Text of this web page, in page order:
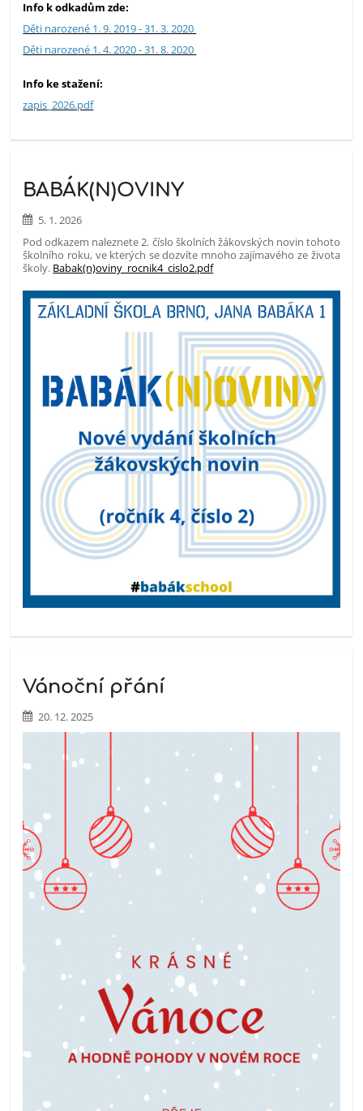
Info k odkadům zde:
Děti narozené 1. 9. 2019 - 31. 3. 2020
Děti narozené 1. 4. 2020 - 31. 8. 2020
Info ke stažení:
zapis_2026.pdf
BABÁK(N)OVINY
5. 1. 2026
Pod odkazem naleznete 2. číslo školních žákovských novin tohoto
školního roku, ve kterých se dozvíte mnoho zajímavého ze života
školy. Babak(n)oviny_rocnik4_cislo2.pdf
Vánoční přání
20. 12. 2025